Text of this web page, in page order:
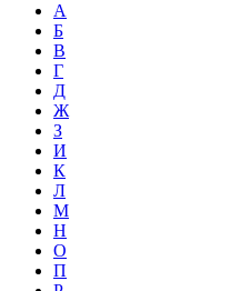
А
Б
В
Г
Д
Ж
З
И
К
Л
М
Н
О
П